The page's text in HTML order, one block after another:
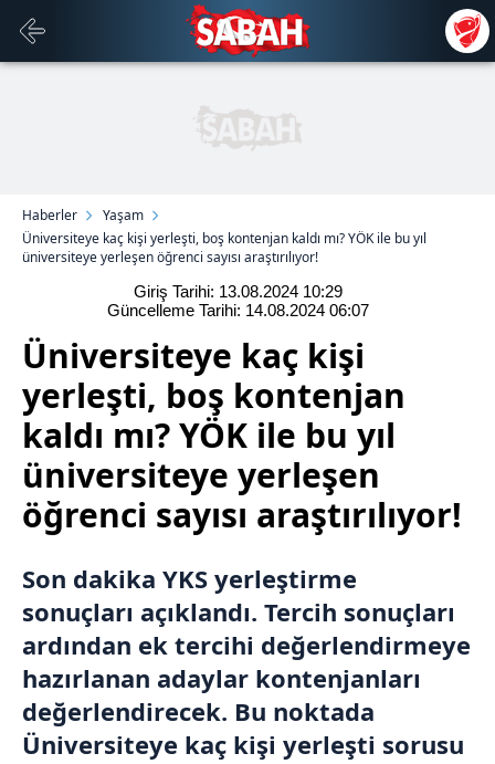
Haberler
Yaşam
Üniversiteye kaç kişi yerleşti, boş kontenjan kaldı mı? YÖK ile bu yıl
üniversiteye yerleşen öğrenci sayısı araştırılıyor!
Giriş Tarihi: 13.08.2024 10:29
Güncelleme Tarihi: 14.08.2024 06:07
Üniversiteye kaç kişi
yerleşti, boş kontenjan
kaldı mı? YÖK ile bu yıl
üniversiteye yerleşen
öğrenci sayısı araştırılıyor!
Son dakika YKS yerleştirme
sonuçları açıklandı. Tercih sonuçları
ardından ek tercihi değerlendirmeye
hazırlanan adaylar kontenjanları
değerlendirecek. Bu noktada
Üniversiteye kaç kişi yerleşti sorusu